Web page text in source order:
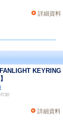
詳細資料
KEYRING
30
詳細資料